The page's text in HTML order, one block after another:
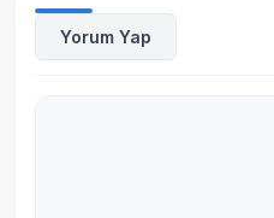
Yorum Yap